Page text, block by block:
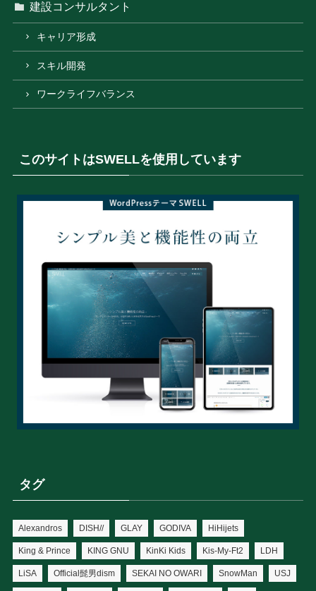
建設コンサルタント
キャリア形成
スキル開発
ワークライフバランス
このサイトはSWELLを使用しています
タグ
Alexandros DISH// GLAY GODIVA HiHijets
King & Prince KING GNU KinKi Kids Kis-My-Ft2 LDH
LiSA Official髭男dism SEKAI NO OWARI SnowMan USJ